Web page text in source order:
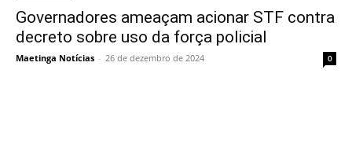
Governadores ameaçam acionar STF contra
decreto sobre uso da força policial
Maetinga Notícias - 26 de dezembro de 2024 0